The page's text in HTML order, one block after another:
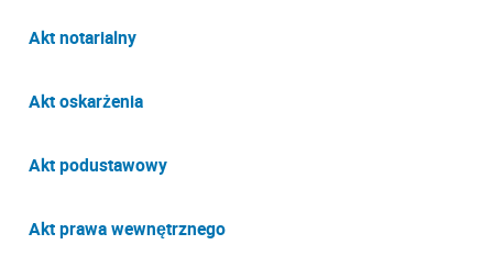
Akt notarialny
Akt oskarżenia
Akt podustawowy
Akt prawa wewnętrznego